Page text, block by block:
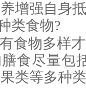
增强自身
类食物?
食物多样
食尽量包
类等多种